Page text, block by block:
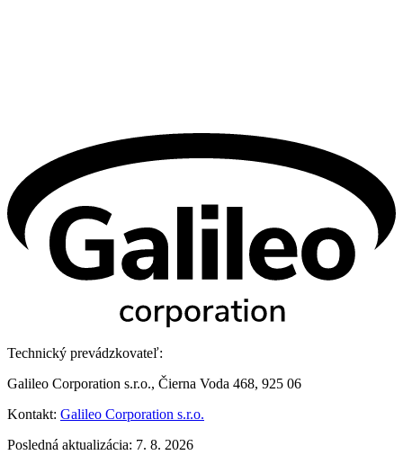
Technický prevádzkovateľ:
Galileo Corporation s.r.o., Čierna Voda 468, 925 06
Kontakt: Galileo Corporation s.r.o.
Posledná aktualizácia: 7. 8. 2026